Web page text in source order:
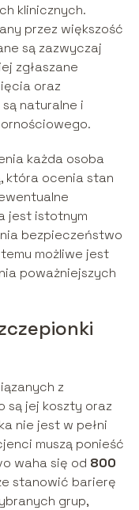
klinicznych.
przez większość
są zazwyczaj
zgłaszane
oraz
naturalne i
każda osoba
która ocenia stan
jest istotnym
bezpieczeństwo
możliwe jest
poważniejszych
z
są jej koszty oraz
nie jest w pełni
muszą ponieść
waha się od 800
stanowić barierę
grup,